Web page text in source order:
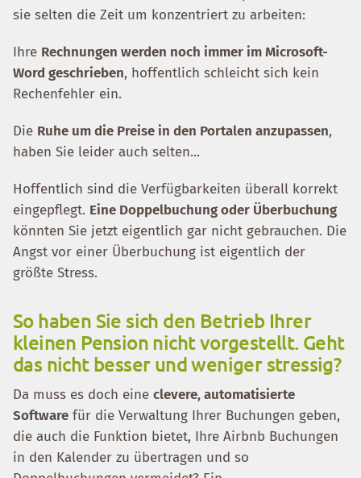
sie selten die Zeit um konzentriert zu arbeiten:
Ihre Rechnungen werden noch immer im Microsoft-
Word geschrieben, hoffentlich schleicht sich kein
Rechenfehler ein.
Die Ruhe um die Preise in den Portalen anzupassen,
haben Sie leider auch selten...
Hoffentlich sind die Verfügbarkeiten überall korrekt
eingepflegt. Eine Doppelbuchung oder Überbuchung
könnten Sie jetzt eigentlich gar nicht gebrauchen. Die
Angst vor einer Überbuchung ist eigentlich der
größte Stress.
So haben Sie sich den Betrieb Ihrer
kleinen Pension nicht vorgestellt. Geht
das nicht besser und weniger stressig?
Da muss es doch eine clevere, automatisierte
Software für die Verwaltung Ihrer Buchungen geben,
die auch die Funktion bietet, Ihre Airbnb Buchungen
in den Kalender zu übertragen und so